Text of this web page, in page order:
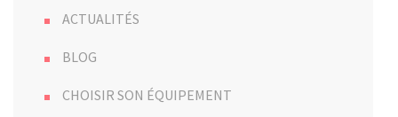
ACTUALITÉS
BLOG
CHOISIR SON ÉQUIPEMENT